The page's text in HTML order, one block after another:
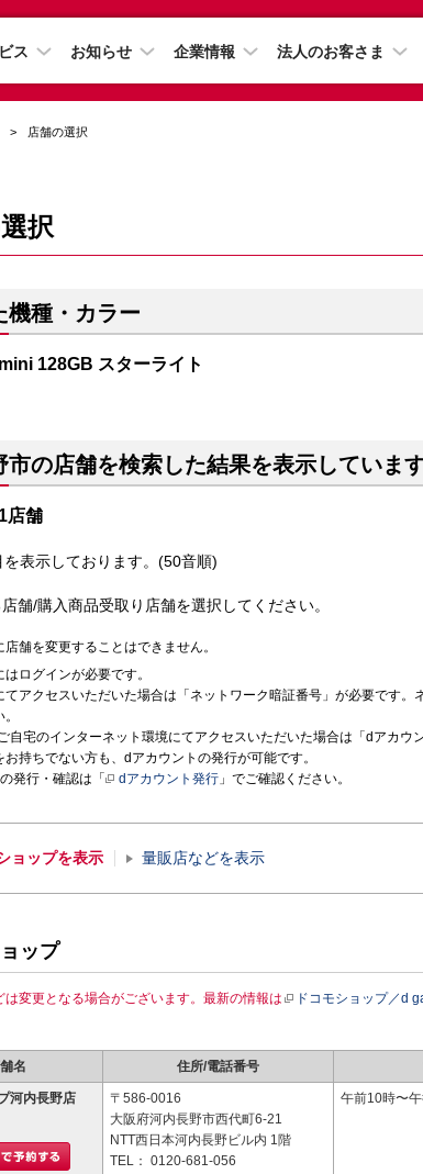
ス お知らせ 企業情報 法人のお客さま
店舗の選択
択
機種・カラー
128GB スターライト
市の店舗を検索した結果を表示していま
店舗
表示しております。(50音順)
舗/購入商品受取り店舗を選択してください。
舗を変更することはできません。
ログインが必要です。
てアクセスいただいた場合は「ネットワーク暗証番号」が必要です。
自宅のインターネット環境にてアクセスいただいた場合は「dアカウ
お持ちでない方も、dアカウントの発行が可能です。
発行・確認は「
dアカウント発行 」でご確認ください。
ョップを表示 量販店などを表示
ップ
は変更となる場合がございます。最新の情報は ドコモショップ／d
名 住所/電話番号
河内長野店
〒586-0016
大阪府河内長野市西代町6-21
NTT西日本河内長野ビル内 1階
TEL： 0120-681-056
午前10時〜